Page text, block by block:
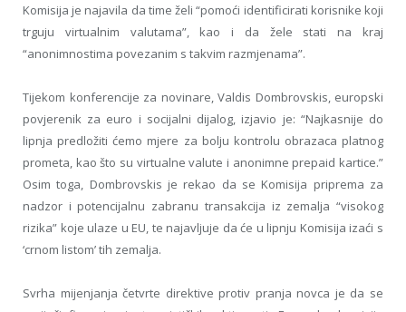
Komisija je najavila da time želi “pomoći identificirati korisnike koji
trguju virtualnim valutama”, kao i da žele stati na kraj
“anonimnostima povezanim s takvim razmjenama”.
Tijekom konferencije za novinare, Valdis Dombrovskis, europski
povjerenik za euro i socijalni dijalog, izjavio je: “Najkasnije do
lipnja predložiti ćemo mjere za bolju kontrolu obrazaca platnog
prometa, kao što su virtualne valute i anonimne prepaid kartice.”
Osim toga, Dombrovskis je rekao da se Komisija priprema za
nadzor i potencijalnu zabranu transakcija iz zemalja “visokog
rizika” koje ulaze u EU, te najavljuje da će u lipnju Komisija izaći s
‘crnom listom’ tih zemalja.
Svrha mijenjanja četvrte direktive protiv pranja novca je da se